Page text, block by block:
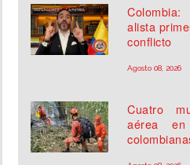
alista
conflicto
Agosto 08, 2026
Cuatro
aérea